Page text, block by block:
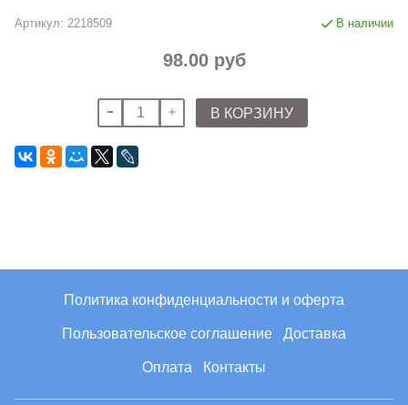
Артикул: 2218509 В наличии
98.00 руб
В КОРЗИНУ
Политика конфиденциальности и оферта
Пользовательское соглашение Доставка
Оплата Контакты